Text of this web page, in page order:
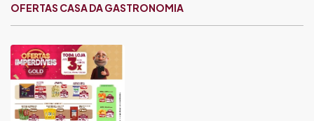
OFERTAS CASA DA GASTRONOMIA